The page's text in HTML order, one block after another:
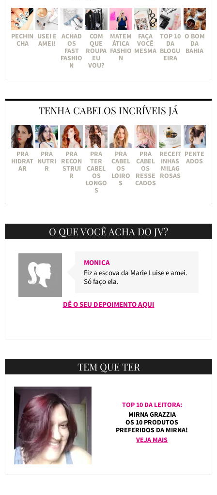
PECHIN
CHA
USEI E
AMEI!
ACHAD
OS
FAST
FASHIO
N
COM
QUE
ROUPA
EU
VOU?
MATEM
ÁTICA
FASHIO
N
FAÇA
VOCÊ
MESMA
TOP 10
DA
BLOGU
EIRA
O BOM
DA
BAHIA
TENHA CABELOS INCRÍVEIS JÁ
PRA
HIDRAT
AR
PRA
NUTRI
R
PRA
RECON
STRUI
R
PRA
TER
CABEL
OS
LONGO
S
PRA
CABEL
OS
LOIRO
S
PRA
CABEL
OS
RESSE
CADOS
RECEIT
INHAS
MILAG
ROSAS
PENTE
ADOS
O QUE VOCÊ ACHA DO JV?
MONICA
Fiz a escova da Marie Luise e amei.
Só faço ela.
DÊ O SEU DEPOIMENTO AQUI
TEM QUE TER
TOP 10 DA LEITORA:
MIRNA GRAZZIA
OS 10 PRODUTOS
PREFERIDOS DA MIRNA!
VEJA MAIS